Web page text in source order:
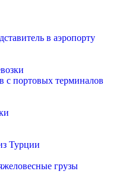
в аэропорту
с портовых терминалов
Турции
грузы